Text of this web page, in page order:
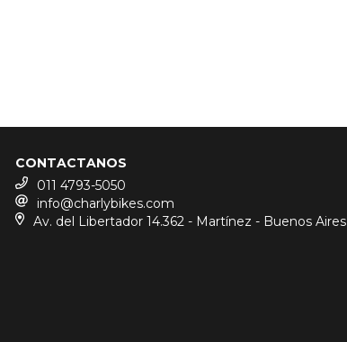
CONTACTANOS
011 4793-5050
info@charlybikes.com
Av. del Libertador 14.362 - Martínez - Buenos Aires